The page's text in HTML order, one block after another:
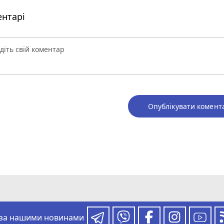
Опублікувати
за нашими новинами